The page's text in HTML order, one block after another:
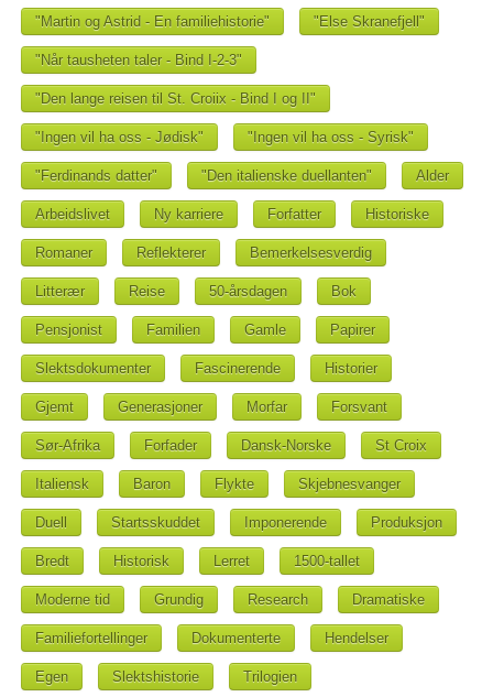
"Martin og Astrid - En familiehistorie" "Else Skranefjell"
"Når tausheten taler - Bind I-2-3"
"Den lange reisen til St. Croiix - Bind I og II"
"Ingen vil ha oss - Jødisk" "Ingen vil ha oss - Syrisk"
"Ferdinands datter" "Den italienske duellanten" Alder
Arbeidslivet Ny karriere Forfatter Historiske
Romaner Reflekterer Bemerkelsesverdig
Litterær Reise 50-årsdagen Bok
Pensjonist Familien Gamle Papirer
Slektsdokumenter Fascinerende Historier
Gjemt Generasjoner Morfar Forsvant
Sør-Afrika Forfader Dansk-Norske St Croix
Italiensk Baron Flykte Skjebnesvanger
Duell Startsskuddet Imponerende Produksjon
Bredt Historisk Lerret 1500-tallet
Moderne tid Grundig Research Dramatiske
Familiefortellinger Dokumenterte Hendelser
Egen Slektshistorie Trilogien